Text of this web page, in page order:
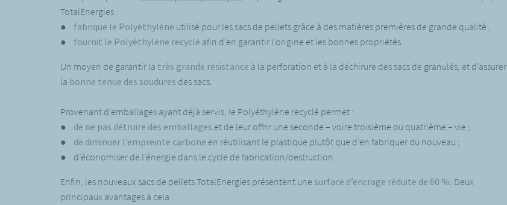
TotalEnergies :
● fabrique le Polyéthylène utilisé pour les sacs de pellets grâce à des matières premières de grande qualité ;
● fournit le Polyéthylène recyclé afin d’en garantir l’origine et les bonnes propriétés.
Un moyen de garantir la très grande résistance à la perforation et à la déchirure des sacs de granulés, et d’assurer
la bonne tenue des soudures des sacs.
Provenant d'emballages ayant déjà servis, le Polyéthylène recyclé permet :
● de ne pas détruire des emballages et de leur offrir une seconde – voire troisième ou quatrième – vie ;
● de diminuer l’empreinte carbone en réutilisant le plastique plutôt que d’en fabriquer du nouveau ;
● d’économiser de l’énergie dans le cycle de fabrication/destruction.
Enfin, les nouveaux sacs de pellets TotalEnergies présentent une surface d’encrage réduite de 60 %. Deux
principaux avantages à cela :